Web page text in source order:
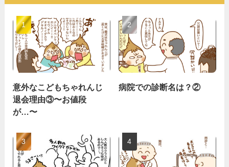
意外なこどもちゃれんじ
退会理由③〜お値段
が…〜
病院での診断名は？②